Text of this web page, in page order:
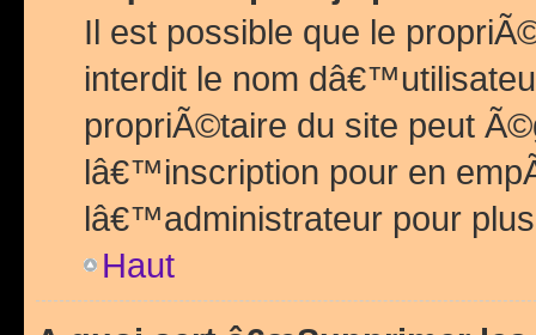
Il est possible que le
interdit le nom
propriÃ©taire du site peut
lâ€™inscription pour en
lâ€™administrateur pour
Haut